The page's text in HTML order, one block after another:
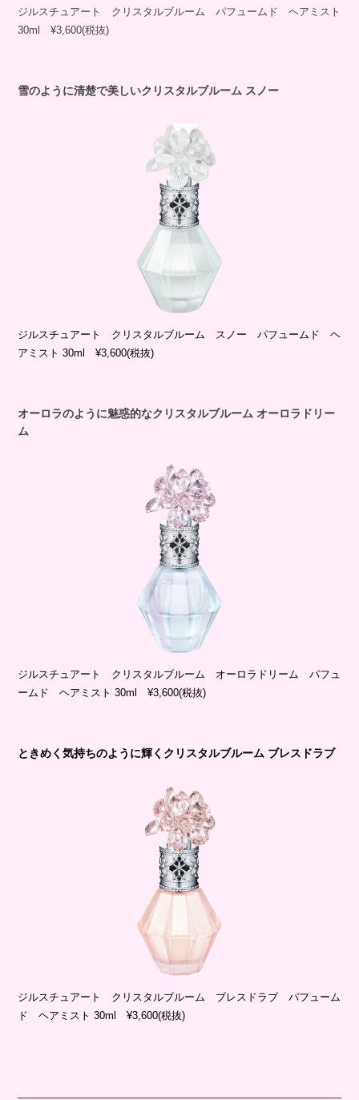
ジルスチュアート クリスタルブルーム パフュームド ヘアミスト
30ml ¥3,600(税抜)
雪のように清楚で美しいクリスタルブルーム スノー
ジルスチュアート クリスタルブルーム スノー パフュームド ヘ
アミスト 30ml ¥3,600(税抜)
オーロラのように魅惑的なクリスタルブルーム オーロラドリー
ム
ジルスチュアート クリスタルブルーム オーロラドリーム パフュ
ームド ヘアミスト 30ml ¥3,600(税抜)
ときめく気持ちのように輝くクリスタルブルーム ブレスドラブ
ジルスチュアート クリスタルブルーム ブレスドラブ パフューム
ド ヘアミスト 30ml ¥3,600(税抜)